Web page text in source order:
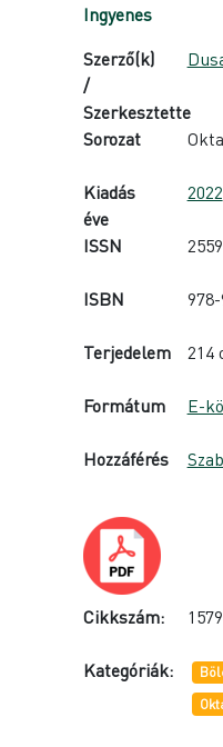
Ingyenes
Szerző(k)
/
Szerkesztette
Sorozat
Kiadás
éve
2022
ISSN
ISBN
Terjedelem 214
Formátum E-
Hozzáférés
Cikkszám:
Kategóriák: